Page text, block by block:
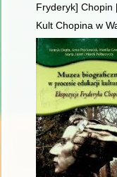
Fryderyk] Chopin
Kult Chopina w